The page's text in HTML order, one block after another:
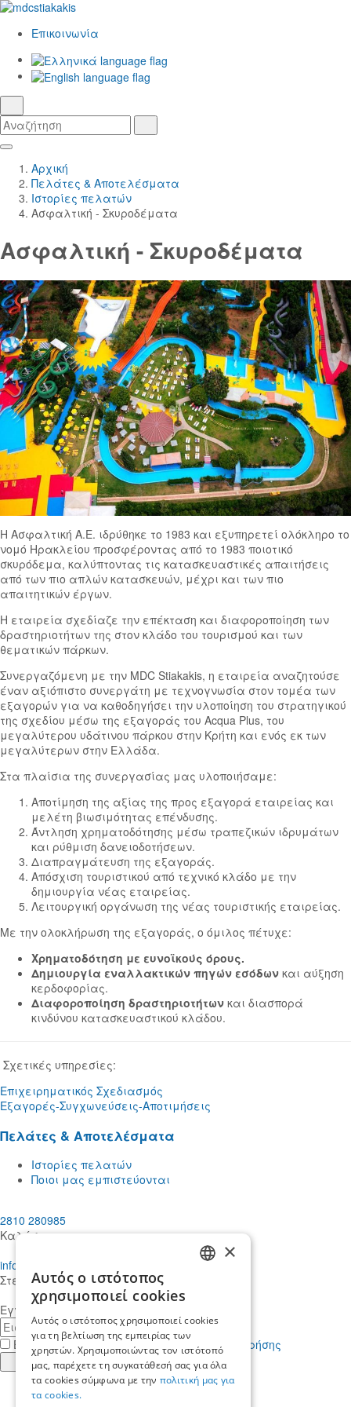
Επικοινωνία
Αναζήτηση
Skip
Main
Content
Κεντρική
Πλοήγηση
Αρχική
Πελάτες & Αποτελέσματα
Ιστορίες πελατών
Ασφαλτική - Σκυροδέματα
Ασφαλτική - Σκυροδέματα
Η Ασφαλτική Α.Ε. ιδρύθηκε το 1983 και εξυπηρετεί ολόκληρο το
νομό Ηρακλείου προσφέροντας από το 1983 ποιοτικό
σκυρόδεμα, καλύπτοντας τις κατασκευαστικές απαιτήσεις
από των πιο απλών κατασκευών, μέχρι και των πιο
απαιτητικών έργων.
Η εταιρεία σχεδίαζε την επέκταση και διαφοροποίηση των
δραστηριοτήτων της στον κλάδο του τουρισμού και των
θεματικών πάρκων.
Συνεργαζόμενη με την MDC Stiakakis, η εταιρεία αναζητούσε
έναν αξιόπιστο συνεργάτη με τεχνογνωσία στον τομέα των
εξαγορών για να καθοδηγήσει την υλοποίηση του στρατηγικού
της σχεδίου μέσω της εξαγοράς του Αcqua Plus, του
μεγαλύτερου υδάτινου πάρκου στην Κρήτη και ενός εκ των
μεγαλύτερων στην Ελλάδα.
Στα πλαίσια της συνεργασίας μας υλοποιήσαμε:
Αποτίμηση της αξίας της προς εξαγορά εταιρείας και
μελέτη βιωσιμότητας επένδυσης.
Άντληση χρηματοδότησης μέσω τραπεζικών ιδρυμάτων
και ρύθμιση δανειοδοτήσεων.
Διαπραγμάτευση της εξαγοράς.
Απόσχιση τουριστικού από τεχνικό κλάδο με την
δημιουργία νέας εταιρείας.
Λειτουργική οργάνωση της νέας τουριστικής εταιρείας.
Με την ολοκλήρωση της εξαγοράς, ο όμιλος πέτυχε:
Χρηματοδότηση με ευνοϊκούς όρους.
Δημιουργία εναλλακτικών πηγών εσόδων και αύξηση
κερδοφορίας.
Διαφοροποίηση δραστηριοτήτων και διασπορά
κινδύνου κατασκευαστικού κλάδου.
Σχετικές υπηρεσίες:
Επιχειρηματικός Σχεδιασμός
Εξαγορές-Συγχωνεύσεις-Αποτιμήσεις
Πελάτες & Αποτελέσματα
Ιστορίες πελατών
Ποιοι μας εμπιστεύονται
2810 280985
Καλέστε μας
info@mdcstiakakis.gr
Στείλτε μας το μήνυμά σας
Εγγραφείτε στο Newsletter μας
E-
mailΈχω διαβάσει κι αποδέχομαι τους
όρους χρήσης
Εγγραφή
×
Αυτός ο ιστότοπος
χρησιμοποιεί cookies
Αυτός ο ιστότοπος χρησιμοποιεί cookies
για τη βελτίωση της εμπειρίας των
χρηστών. Χρησιμοποιώντας τον ιστότοπό
μας, παρέχετε τη συγκατάθεσή σας για όλα
τα cookies σύμφωνα με την πολιτική μας για
τα cookies.